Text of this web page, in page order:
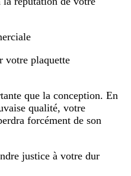
votre plaquette
que la conception. En
qualité, votre
forcément de son
justice à votre dur